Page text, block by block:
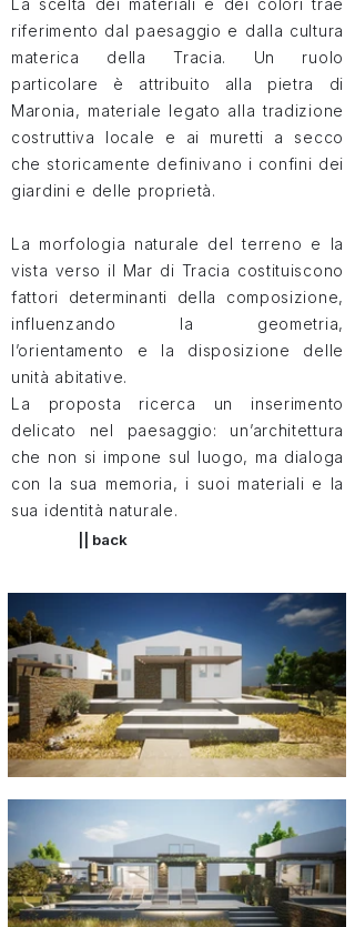
La scelta dei materiali e dei colori trae
riferimento dal paesaggio e dalla cultura
materica della Tracia. Un ruolo
particolare è attribuito alla pietra di
Maronia, materiale legato alla tradizione
costruttiva locale e ai muretti a secco
che storicamente definivano i confini dei
giardini e delle proprietà.
La morfologia naturale del terreno e la
vista verso il Mar di Tracia costituiscono
fattori determinanti della composizione,
influenzando la geometria,
l’orientamento e la disposizione delle
unità abitative.
La proposta ricerca un inserimento
delicato nel paesaggio: un’architettura
che non si impone sul luogo, ma dialoga
con la sua memoria, i suoi materiali e la
sua identità naturale.
|| back